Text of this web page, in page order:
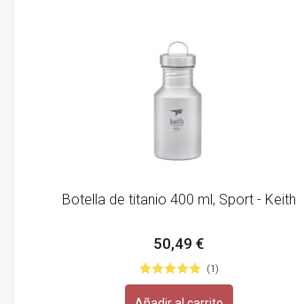
Botella de titanio 400 ml, Sport - Keith
50,49 €
(1)